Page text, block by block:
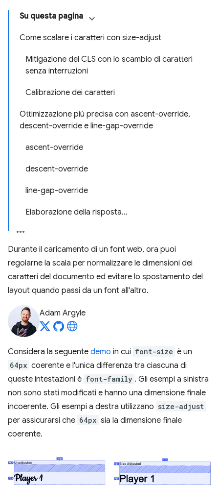
Su questa pagina
Come scalare i caratteri con size-adjust
Mitigazione del CLS con lo scambio di caratteri
senza interruzioni
Calibrazione dei caratteri
Ottimizzazione più precisa con ascent-override,
descent-override e line-gap-override
ascent-override
descent-override
line-gap-override
Elaborazione della risposta…
Durante il caricamento di un font web, ora puoi
regolarne la scala per normalizzare le dimensioni dei
caratteri del documento ed evitare lo spostamento del
layout quando passi da un font all'altro.
Adam Argyle
Considera la seguente demo in cui font-size è un
64px coerente e l'unica differenza tra ciascuna di
queste intestazioni è font-family . Gli esempi a sinistra
non sono stati modificati e hanno una dimensione finale
incoerente. Gli esempi a destra utilizzano size-adjust
per assicurarsi che 64px sia la dimensione finale
coerente.